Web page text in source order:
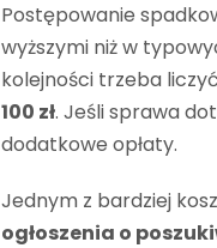
Postępowanie
wyższymi niż w
kolejności trzeba
100 zł. Jeśli sprawa
dodatkowe opłaty.
Jednym z bardziej
ogłoszenia o